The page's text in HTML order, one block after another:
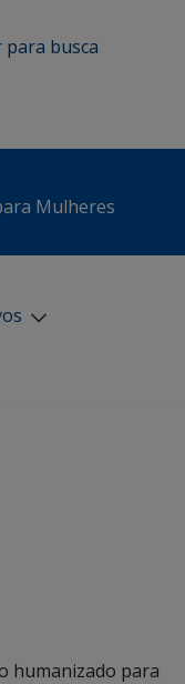
para busca
Mulheres
humanizado para